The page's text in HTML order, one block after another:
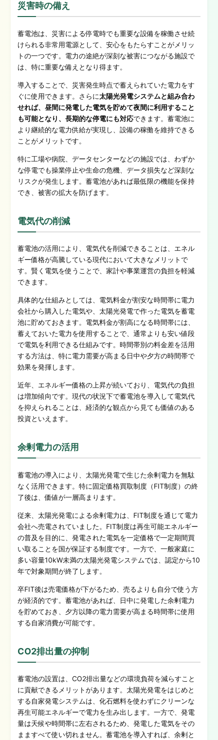
災害時の備え
蓄電池は、災害による停電時でも重要な設備を稼働させ続
けられる非常用電源として、安心をもたらすことがメリッ
トの一つです。電力の途絶が深刻な被害につながる施設で
は、特に重要な備えとなり得ます。
導入することで、災害発生時点で蓄えられていた電力をす
ぐに使用できます。さらに太陽光発電システムと組み合わ
せれば、昼間に発電した電気を貯めて夜間に利用すること
も可能となり、長期的な停電にも対応できます。蓄電池に
より継続的な電力供給が実現し、設備の稼働を維持できる
ことがメリットです。
特に工場や病院、データセンターなどの施設では、わずか
な停電でも操業停止や生命の危機、データ損失など深刻な
リスクが発生します。蓄電池があれば最低限の機能を保持
でき、被害の拡大を防げます。
電気代の削減
蓄電池の活用により、電気代を削減できることは、エネル
ギー価格が高騰している現代において大きなメリットで
す。賢く電気を使うことで、家計や事業運営の負担を軽減
できます。
具体的な仕組みとしては、電気料金が割安な時間帯に電力
会社から購入した電気や、太陽光発電で作った電気を蓄電
池に貯めておきます。電気料金が割高になる時間帯には、
蓄えておいた電力を使用することで、通常よりも安い値段
で電気を利用できる仕組みです。時間帯別の料金差を活用
する方法は、特に電力需要が高まる日中や夕方の時間帯で
効果を発揮します。
近年、エネルギー価格の上昇が続いており、電気代の負担
は増加傾向です。現代の状況下で蓄電池を導入して電気代
を抑えられることは、経済的な観点から見ても価値のある
投資といえます。
余剰電力の活用
蓄電池の導入により、太陽光発電で生じた余剰電力を無駄
なく活用できます。特に固定価格買取制度（FIT制度）の終
了後は、価値が一層高まります。
従来、太陽光発電による余剰電力は、FIT制度を通じて電力
会社へ売電されていました。FIT制度は再生可能エネルギー
の普及を目的に、発電された電気を一定価格で一定期間買
い取ることを国が保証する制度です。一方で、一般家庭に
多い容量10kW未満の太陽光発電システムでは、認定から10
年で対象期間が終了します。
卒FIT後は売電価格が下がるため、売るよりも自分で使う方
が経済的です。蓄電池があれば、日中に発電した余剰電力
を貯めておき、夕方以降の電力需要が高まる時間帯に使用
する自家消費が可能です。
CO2排出量の抑制
蓄電池の設置は、CO2排出量などの環境負荷を減らすこと
に貢献できるメリットがあります。太陽光発電をはじめと
する自家発電システムは、化石燃料を使わずにクリーンな
再生可能エネルギーで電力を生み出します。一方で、発電
量は天候や時間帯に左右されるため、発電した電気をその
まますべて使い切れません。蓄電池を導入すれば、余剰と